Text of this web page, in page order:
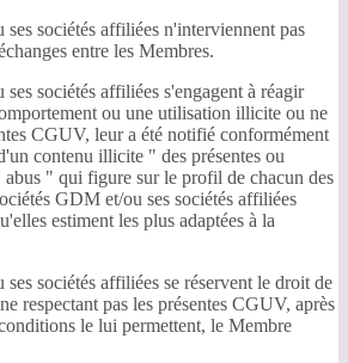
sociétés affiliées n'interviennent pas
entre les Membres.
sociétés affiliées s'engagent à réagir
ou une utilisation illicite ou ne
CGUV, leur a été notifié conformément
contenu illicite " des présentes ou
" qui figure sur le profil de chacun des
GDM et/ou ses sociétés affiliées
estiment les plus adaptées à la
sociétés affiliées se réservent le droit de
respectant pas les présentes CGUV, après
le lui permettent, le Membre